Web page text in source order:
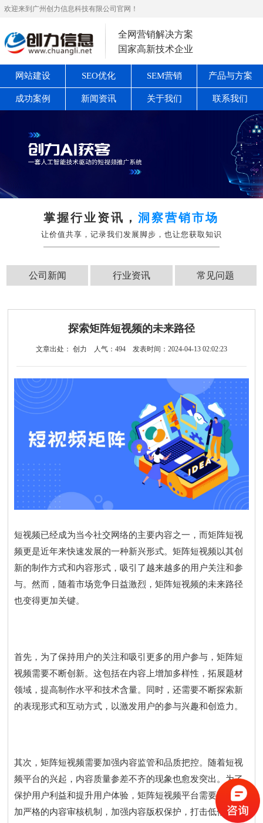
欢迎来到广州创力信息科技有限公司官网！
全网营销解决方案
国家高新技术企业
网站建设 SEO优化 SEM营销 产品与方案
成功案例 新闻资讯 关于我们 联系我们
掌握行业资讯，洞察营销市场
让价值共享，记录我们发展脚步，也让您获取知识
公司新闻 行业资讯 常见问题
探索矩阵短视频的未来路径
文章出处： 创力 人气： 494 发表时间：2024-04-13 02:02:23
短视频已经成为当今社交网络的主要内容之一，而矩阵短视
频更是近年来快速发展的一种新兴形式。矩阵短视频以其创
新的制作方式和内容形式，吸引了越来越多的用户关注和参
与。然而，随着市场竞争日益激烈，矩阵短视频的未来路径
也变得更加关键。
首先，为了保持用户的关注和吸引更多的用户参与，矩阵短
视频需要不断创新。这包括在内容上增加多样性，拓展题材
领域，提高制作水平和技术含量。同时，还需要不断探索新
的表现形式和互动方式，以激发用户的参与兴趣和创造力。
其次，矩阵短视频需要加强内容监管和品质把控。随着短视
频平台的兴起，内容质量参差不齐的现象也愈发突出。为了
保护用户利益和提升用户体验，矩阵短视频平台需要建立更
加严格的内容审核机制，加强内容版权保护，打击低俗、暴